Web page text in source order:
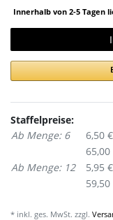
Innerhalb von 2-5 Tagen
Staffelpreise:
Ab Menge: 6
6,50 €
Ab Menge: 12
5,95 €
* inkl. ges. MwSt. zzgl.